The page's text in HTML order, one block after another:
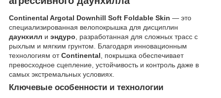
Continental Argotal Downhill Soft Foldable Skin — это
специализированная велопокрышка для дисциплин
даунхилл и эндуро, разработанная для сложных трасс с
рыхлым и мягким грунтом. Благодаря инновационным
технологиям отContinental, покрышка обеспечивает
превосходное сцепление, устойчивость и контроль даже в
самых экстремальных условиях.
Ключевые особенности и технологии